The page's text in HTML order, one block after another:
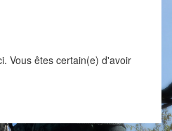
Vous êtes certain(e) d'avoir